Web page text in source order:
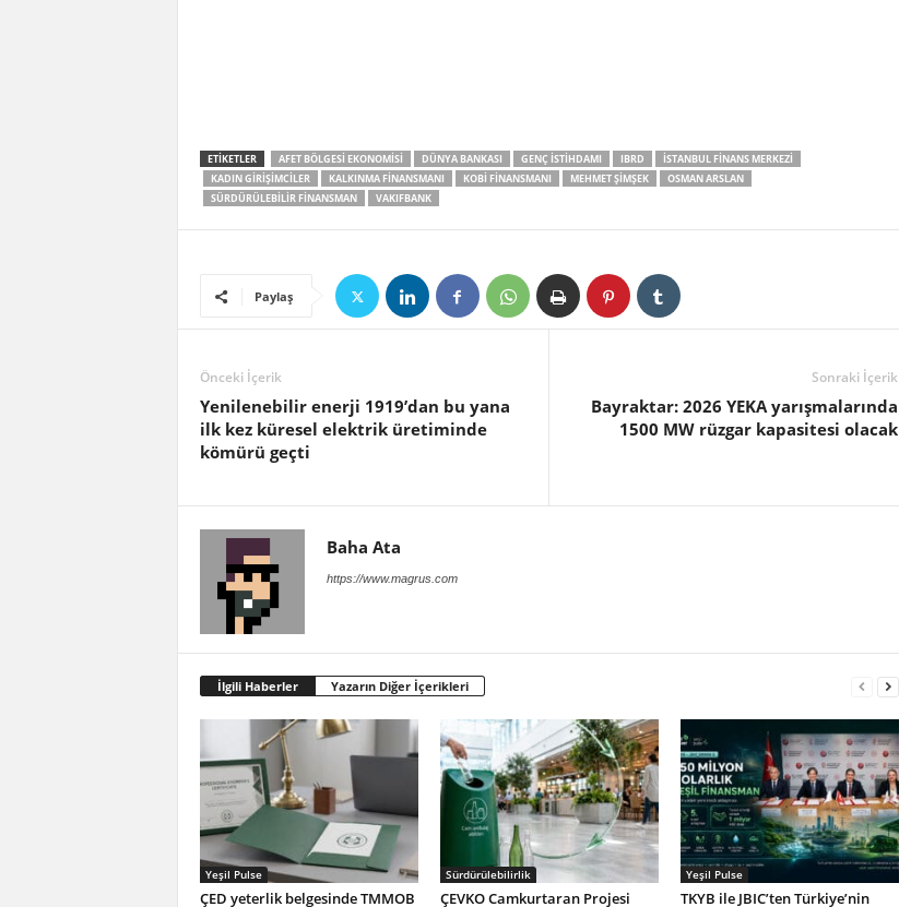
ETIKETLER AFET BÖLGESI EKONOMISI DÜNYA BANKASI GENÇ İSTIHDAMI IBRD
İSTANBUL FINANS MERKEZI
KADIN GIRIŞIMCILER
KALKINMA FINANSMANI KOBİ FINANSMANI MEHMET ŞIMŞEK
OSMAN ARSLAN
SÜRDÜRÜLEBILIR FINANSMAN
VAKIFBANK
Paylaş
Önceki İçerik
Yenilenebilir enerji 1919’dan bu yana
ilk kez küresel elektrik üretiminde
kömürü geçti
Sonraki İçerik
Bayraktar: 2026 YEKA yarışmalarında
1500 MW rüzgar kapasitesi olacak
Baha Ata
https://www.magrus.com
İlgili Haberler Yazarın Diğer İçerikleri
Yeşil Pulse
ÇED yeterlik belgesinde TMMOB
Sürdürülebilirlik
ÇEVKO Camkurtaran Projesi
Yeşil Pulse
TKYB ile JBIC’ten Türkiye’nin